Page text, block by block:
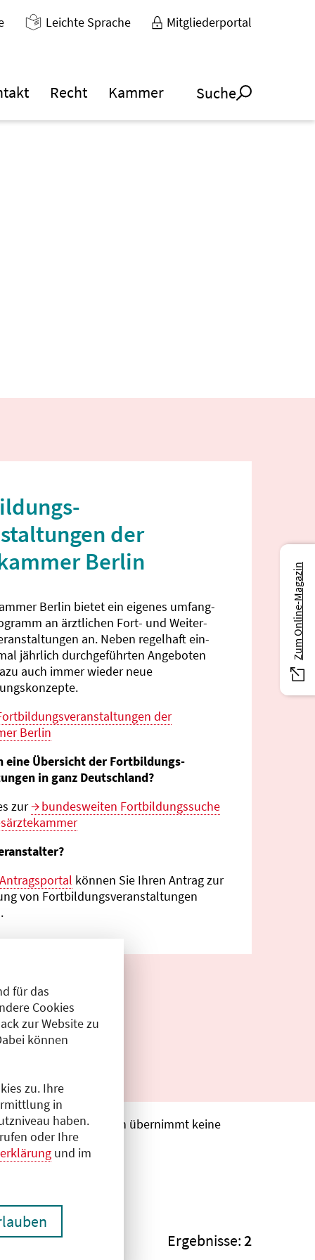
für das
Cookies
zur Website zu
können
zu. Ihre
in
haben.
oder Ihre
und im
Leichte Sprache Mitgliederportal
Recht Kammer Suche
der
Berlin
Berlin bietet ein eigenes umfang­
an ärztlichen Fort- und Weiter­
an. Neben regelhaft ein-
jährlich durch­geführten Angeboten
auch immer wieder neue
der
Berlin
eine Übersicht der Fortbildungs­
in ganz Deutschland?
zur
bundes­weiten Fortbildungs­suche
können Sie Ihren Antrag zur
von Fortbildungs­veranstaltungen
Ärztekammer Berlin übernimmt keine
Ergebnisse: 2
Zum Online-Magazin